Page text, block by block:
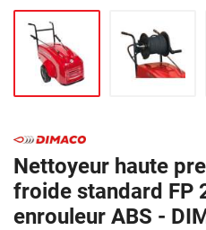
Nettoyeur haute
froide standard FP
enrouleur ABS -